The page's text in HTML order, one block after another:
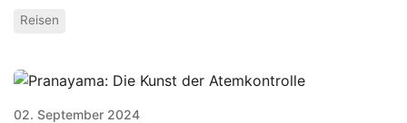
Reisen
02. September 2024